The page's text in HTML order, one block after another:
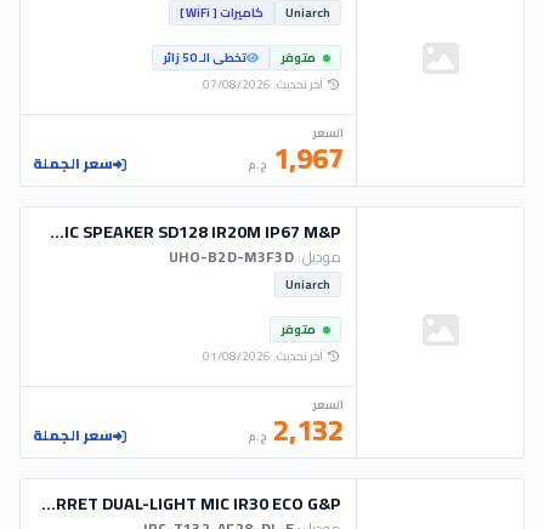
Uniarch
كاميرات [ WiFi ]
متوفر
تخطى الـ 50 زائر
آخر تحديث: 07/08/2026
السعر
1,967 ج.م سعر الجملة
CAM UNIARCH WIFI 3MP BULLET MIC SPEAKER SD128 IR20M IP67 M&P
موديل:UHO-B2D-M3F3D
Uniarch
متوفر
آخر تحديث: 01/08/2026
السعر
2,132 ج.م سعر الجملة
CAM UNIARCH IP 2M TURRET DUAL-LIGHT MIC IR30 ECO G&P